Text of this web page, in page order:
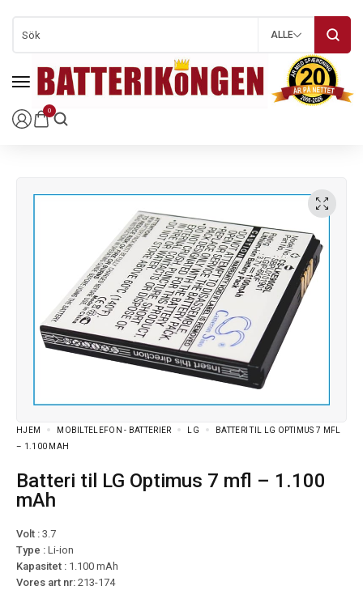
0
ALLE
HJEM MOBILTELEFON - BATTERIER LG
BATTERI TIL LG OPTIMUS 7 MFL
– 1.100 MAH
Batteri til LG Optimus 7 mfl – 1.100
mAh
Volt : 3.7
Type : Li-ion
Kapasitet : 1.100 mAh
Vores art nr: 213-174